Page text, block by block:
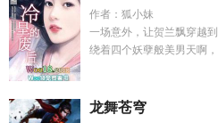
作者：狐小妹
一场意外，让贺兰飘穿越
绕着四个妖孽般美男天啊
龙舞苍穹